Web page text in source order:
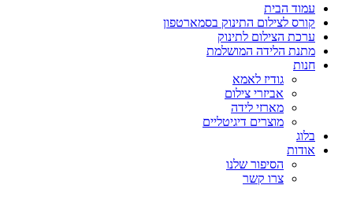
עמוד הבית
קורס לצילום התינוק בסמארטפון
ערכת הצילום לתינוק
מתנת הלידה המושלמת
חנות
גודיז לאמא
אביזרי צילום
מארזי לידה
מוצרים דיגיטליים
בלוג
אודות
הסיפור שלנו
צרו קשר